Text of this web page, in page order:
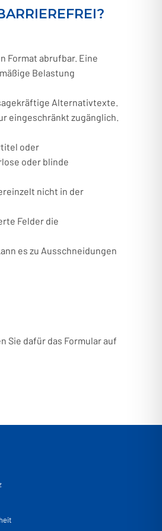
Format abrufbar. Eine
Belastung
Alternativtexte.
eingeschränkt zugänglich.
oder
oder blinde
nicht in der
Felder die
es zu Ausschneidungen
Sie dafür das Formular auf